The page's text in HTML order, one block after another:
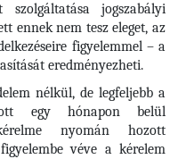
jogszabályi
ennek nem tesz eleget, az
figyelemmel – a
eredményezheti.
nélkül, de legfeljebb a
egy hónapon belül
nyomán hozott
véve a kérelem